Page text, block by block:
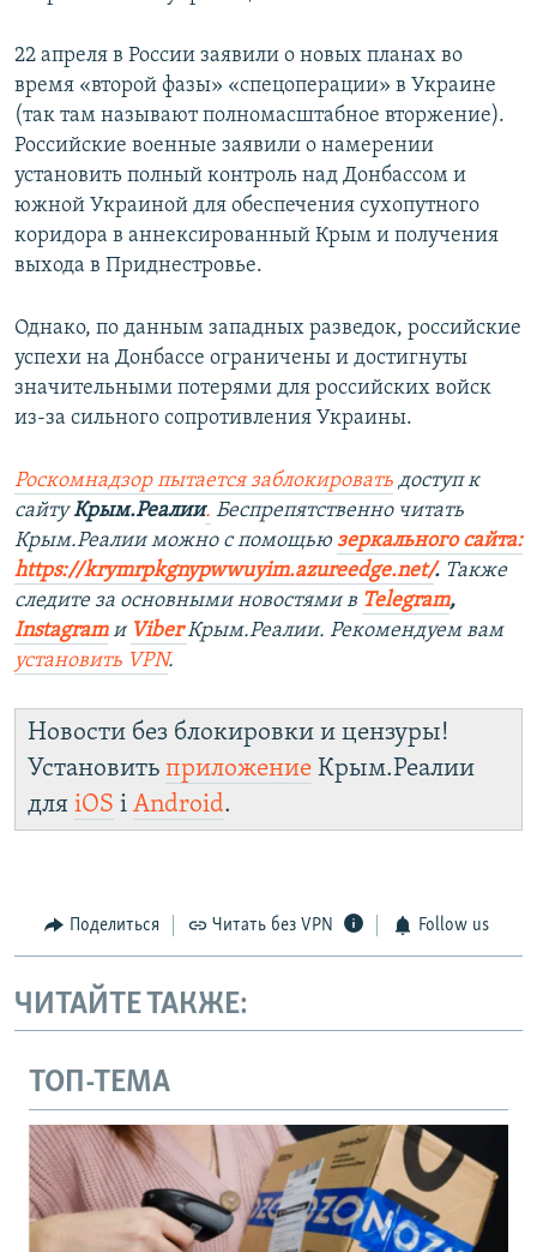
22 апреля в России заявили о новых планах во
время «второй фазы» «спецоперации» в Украине
(так там называют полномасштабное вторжение).
Российские военные заявили о намерении
установить полный контроль над Донбассом и
южной Украиной для обеспечения сухопутного
коридора в аннексированный Крым и получения
выхода в Приднестровье.
Однако, по данным западных разведок, российские
успехи на Донбассе ограничены и достигнуты
значительными потерями для российских войск
из-за сильного сопротивления Украины.
Роскомнадзор пытается заблокировать доступ к
сайтуКрым.Реалии. Беспрепятственно читать
Крым.Реалии можно с помощью зеркального сайта:
https://krymrpkgnypwwuyim.azureedge.net/. Также
следите за основными новостями в Telegram,
Instagramи ViberКрым.Реалии. Рекомендуем вам
установить VPN.
Новости без блокировки и цензуры!
Установить приложение Крым.Реалии
для iOS і Android.
Поделиться Читать без VPN Follow us
ЧИТАЙТЕ ТАКЖЕ:
ТОП-ТЕМА